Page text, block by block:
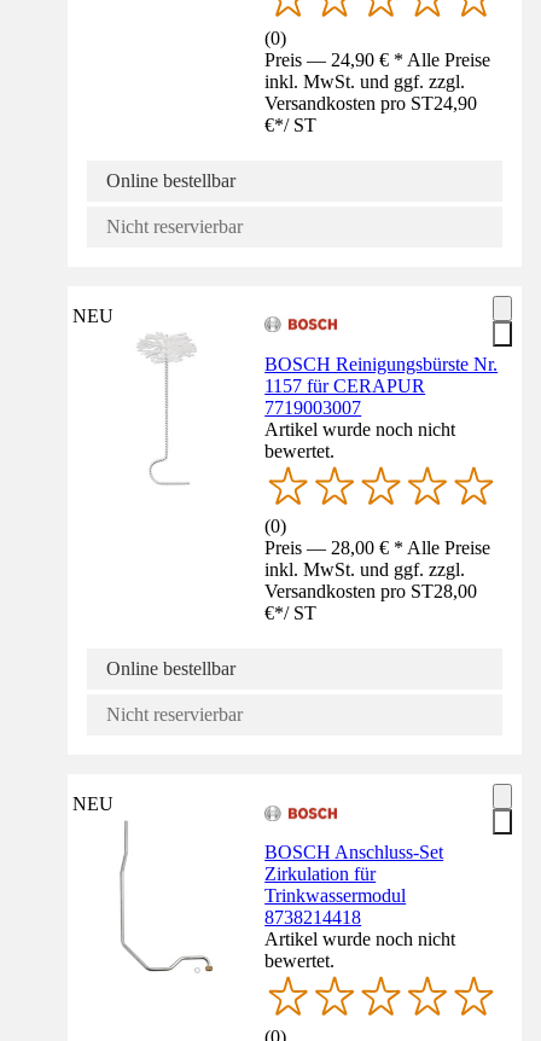
(0)
Preis — 24,90 € * Alle Preise
inkl. MwSt. und ggf. zzgl.
Versandkosten pro ST24,90
€*/ ST
Online bestellbar
Nicht reservierbar
NEU
BOSCH Reinigungsbürste Nr.
1157 für CERAPUR
7719003007
Artikel wurde noch nicht
bewertet.
(0)
Preis — 28,00 € * Alle Preise
inkl. MwSt. und ggf. zzgl.
Versandkosten pro ST28,00
€*/ ST
Online bestellbar
Nicht reservierbar
NEU
BOSCH Anschluss-Set
Zirkulation für
Trinkwassermodul
8738214418
Artikel wurde noch nicht
bewertet.
(0)